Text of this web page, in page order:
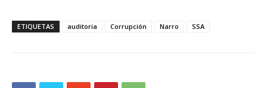
ETIQUETAS auditoria Corrupción Narro SSA